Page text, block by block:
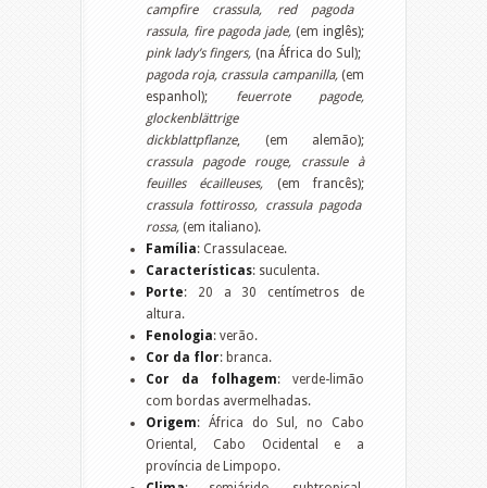
campfire crassula, red pagoda
rassula, fire pagoda jade, (em inglês);
pink lady’s fingers, (na África do Sul);
pagoda roja, crassula campanilla,(em
espanhol); feuerrote pagode,
glockenblättrige
dickblattpflanze, (em alemão);
crassula pagode rouge, crassule à
feuilles écailleuses, (em francês);
crassula fottirosso, crassula pagoda
rossa, (em italiano).
Família: Crassulaceae.
Características: suculenta.
Porte: 20 a 30 centímetros de
altura.
Fenologia: verão.
Cor da flor: branca.
Cor da folhagem: verde-limão
com bordas avermelhadas.
Origem: África do Sul, no Cabo
Oriental, Cabo Ocidental e a
província de Limpopo.